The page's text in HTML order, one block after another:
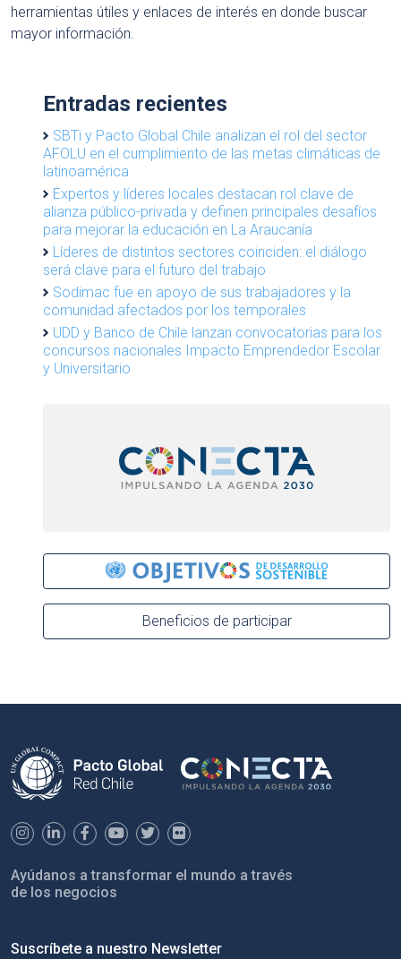
herramientas útiles y enlaces de interés en donde buscar
mayor información.
Entradas recientes
SBTi y Pacto Global Chile analizan el rol del sector
AFOLU en el cumplimiento de las metas climáticas de
latinoamérica
Expertos y líderes locales destacan rol clave de
alianza público-privada y definen principales desafíos
para mejorar la educación en La Araucanía
Líderes de distintos sectores coinciden: el diálogo
será clave para el futuro del trabajo
Sodimac fue en apoyo de sus trabajadores y la
comunidad afectados por los temporales
UDD y Banco de Chile lanzan convocatorias para los
concursos nacionales Impacto Emprendedor Escolar
y Universitario
Beneficios de participar
Ayúdanos a transformar el mundo a través
de los negocios
Suscríbete a nuestro Newsletter